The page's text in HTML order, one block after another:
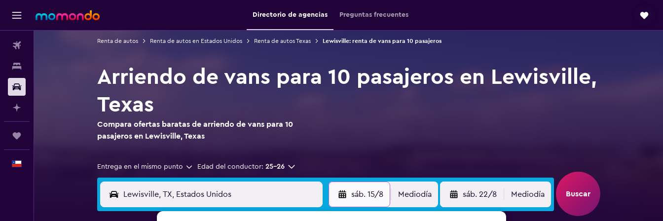
Directorio de agencias Preguntas frecuentes
Renta de autos Renta de autos en Estados Unidos Renta de autos Texas Lewisville: renta de vans para 10 pasajeros
Arriendo de vans para 10 pasajeros en Lewisville,
Texas
Compara ofertas baratas de arriendo de vans para 10
pasajeros en Lewisville, Texas
Entrega en el mismo punto Edad del conductor: 25-26
sáb. 15/8 Mediodía sáb. 22/8 Mediodía Buscar